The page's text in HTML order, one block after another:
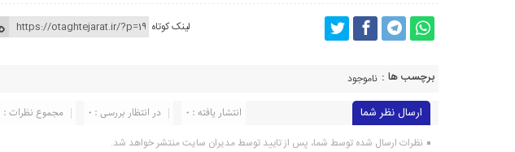
لینک کوتاه
برچسب ها : ناموجود
ارسال نظر شما مجموع نظرات : 0 در انتظار بررسی : 0 انتشار یافته : 0
نظرات ارسال شده توسط شما، پس از تایید توسط مدیران سایت منتشر خواهد شد.